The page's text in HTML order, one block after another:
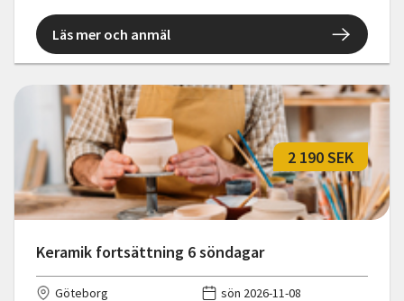
Läs mer och anmäl
Keramik fortsättning 6 söndagar
2 190 SEK
Göteborg sön 2026-11-08